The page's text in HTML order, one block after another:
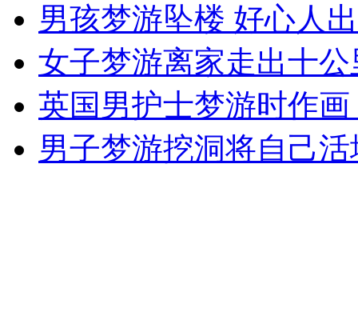
女孩北京地铁殴打老人 痛下狠手拳打脚踢
无痛分娩是否安全 医生回应
外交部：反对强权政治霸凌主义
男孩梦游坠楼 好心人
女子梦游离家走出十
英国男护士梦游时作
男子梦游挖洞将自己